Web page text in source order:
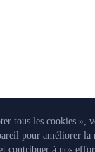
tous les cookies »,
pour améliorer la
contribuer à nos